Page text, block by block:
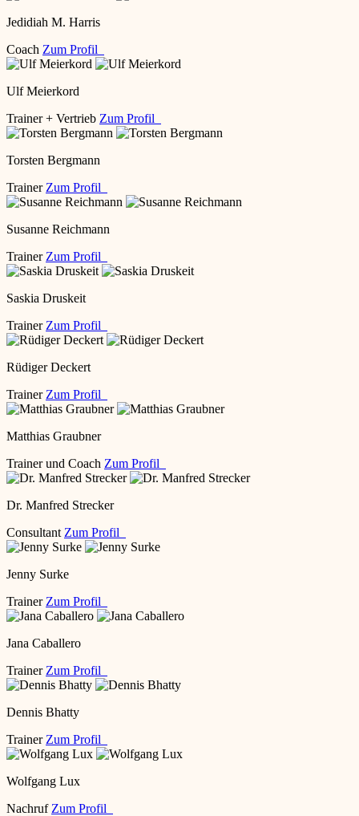
Jedidiah M. Harris
Coach Zum Profil
Ulf Meierkord
Trainer + Vertrieb Zum Profil
Torsten Bergmann
Trainer Zum Profil
Susanne Reichmann
Trainer Zum Profil
Saskia Druskeit
Trainer Zum Profil
Rüdiger Deckert
Trainer Zum Profil
Matthias Graubner
Trainer und Coach Zum Profil
Dr. Manfred Strecker
Consultant Zum Profil
Jenny Surke
Trainer Zum Profil
Jana Caballero
Trainer Zum Profil
Dennis Bhatty
Trainer Zum Profil
Wolfgang Lux
Nachruf Zum Profil